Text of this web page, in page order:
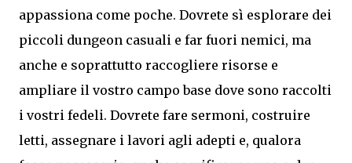
appassiona come poche. Dovrete sì esplorare dei
piccoli dungeon casuali e far fuori nemici, ma
anche e soprattutto raccogliere risorse e
ampliare il vostro campo base dove sono raccolti
i vostri fedeli. Dovrete fare sermoni, costruire
letti, assegnare i lavori agli adepti e, qualora